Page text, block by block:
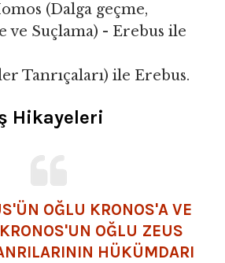
(Dalga geçme,
ve Suçlama) - Erebus ile
Tanrıçaları) ile Erebus.
Hikayeleri
OĞLU KRONOS'A VE
OĞLU ZEUS
HÜKÜMDARI